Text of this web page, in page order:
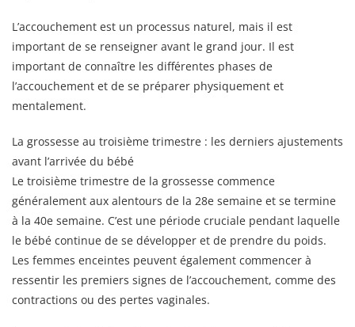
L’accouchement est un processus naturel, mais il est
important de se renseigner avant le grand jour. Il est
important de connaître les différentes phases de
l’accouchement et de se préparer physiquement et
mentalement.
La grossesse au troisième trimestre : les derniers ajustements
avant l’arrivée du bébé
Le troisième trimestre de la grossesse commence
généralement aux alentours de la 28e semaine et se termine
à la 40e semaine. C’est une période cruciale pendant laquelle
le bébé continue de se développer et de prendre du poids.
Les femmes enceintes peuvent également commencer à
ressentir les premiers signes de l’accouchement, comme des
contractions ou des pertes vaginales.